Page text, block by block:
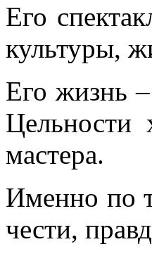
Его
культуры,
Его жизнь –
Цельности
мастера.
Именно по
чести,